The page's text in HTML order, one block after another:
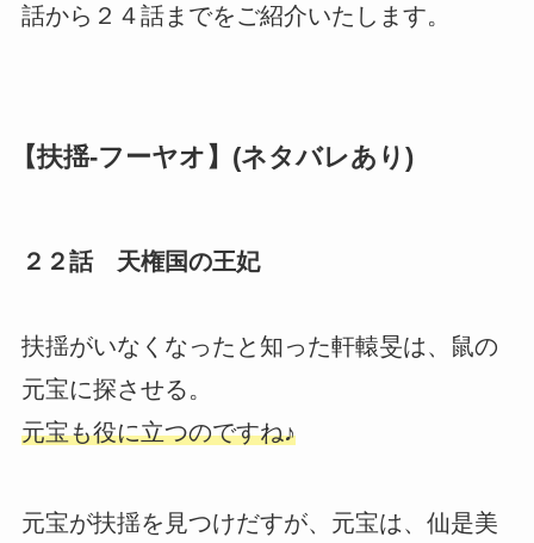
話から２４話までをご紹介いたします。
【扶揺-フーヤオ】(ネタバレあり)
２２話 天権国の王妃
扶揺がいなくなったと知った軒轅旻は、鼠の
元宝に探させる。
元宝も役に立つのですね♪
元宝が扶揺を見つけだすが、元宝は、仙是美